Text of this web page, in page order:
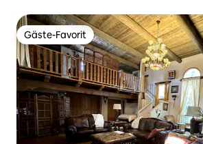
Gäste-Favorit
Gäste-Favorit